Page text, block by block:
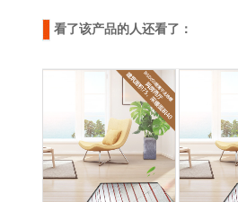
看了该产品的人还看了：